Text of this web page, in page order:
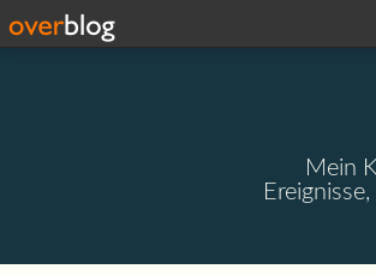
Mein